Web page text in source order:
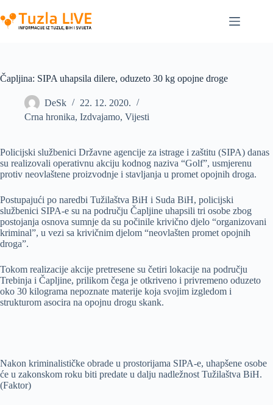
to
content
Čapljina: SIPA uhapsila dilere, oduzeto 30 kg opojne droge
DeSk
22. 12. 2020.
Crna hronika, Izdvajamo, Vijesti
Policijski službenici Državne agencije za istrage i zaštitu (SIPA) danas
su realizovali operativnu akciju kodnog naziva “Golf”, usmjerenu
protiv neovlaštene proizvodnje i stavljanja u promet opojnih droga.
Postupajući po naredbi Tužilaštva BiH i Suda BiH, policijski
službenici SIPA-e su na području Čapljine uhapsili tri osobe zbog
postojanja osnova sumnje da su počinile krivično djelo “organizovani
kriminal”, u vezi sa krivičnim djelom “neovlašten promet opojnih
droga”.
Tokom realizacije akcije pretresene su četiri lokacije na području
Trebinja i Čapljine, prilikom čega je otkriveno i privremeno oduzeto
oko 30 kilograma nepoznate materije koja svojim izgledom i
strukturom asocira na opojnu drogu skank.
Nakon kriminalističke obrade u prostorijama SIPA-e, uhapšene osobe
će u zakonskom roku biti predate u dalju nadležnost Tužilaštva BiH.
(Faktor)